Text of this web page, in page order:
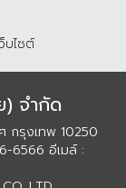
บไซต์
) จำกัด
กรุงเทพ 10250
6566 อีเมล์ :